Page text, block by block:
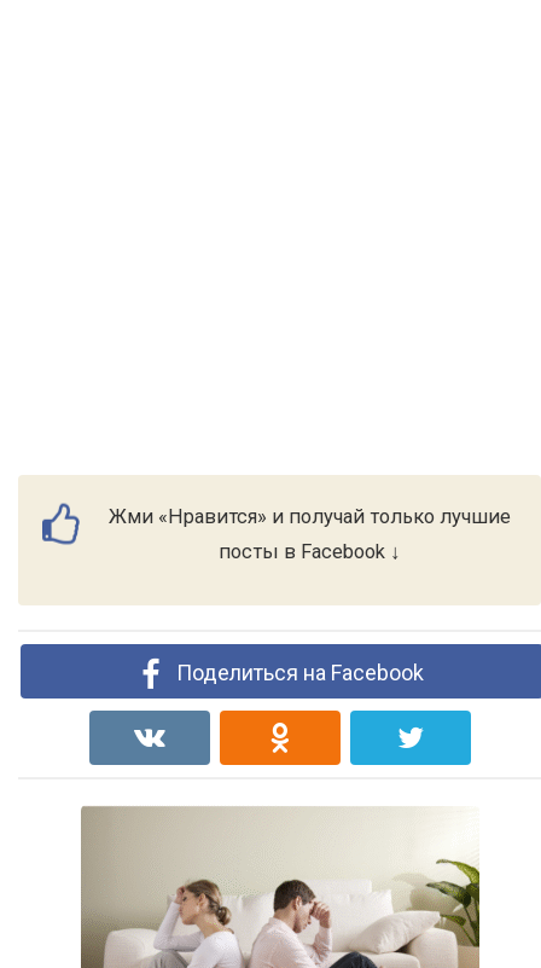
Жми «Нравится» и получай только лучшие
посты в Facebook ↓
Поделиться на Facebook